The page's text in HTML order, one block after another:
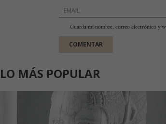
Guarda mi nombre, correo electrónico y
LO MÁS POPULAR